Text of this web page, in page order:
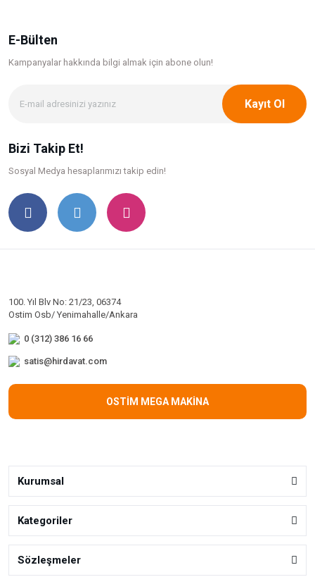
E-Bülten
Kampanyalar hakkında bilgi almak için abone olun!
Kayıt Ol
Bizi Takip Et!
Sosyal Medya hesaplarımızı takip edin!
100. Yıl Blv No: 21/23, 06374
Ostim Osb/ Yenimahalle/Ankara
0 (312) 386 16 66
satis@hirdavat.com
OSTİM MEGA MAKİNA
Kurumsal
Kategoriler
Sözleşmeler